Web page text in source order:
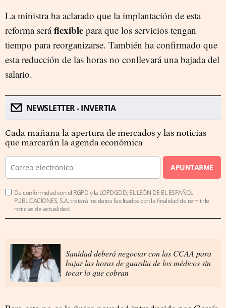
La ministra ha aclarado que la implantación de esta
reforma seráflexible para que los servicios tengan
tiempo para reorganizarse. También ha confirmado que
esta reducción de las horas no conllevará una bajada del
salario.
NEWSLETTER - INVERTIA
Cada mañana la apertura de mercados y las noticias
que marcarán la agenda económica
APUNTARME
De conformidad con el RGPD y la LOPDGDD, EL LEÓN DE EL ESPAÑOL
PUBLICACIONES, S.A. tratará los datos facilitados con la finalidad de remitirle
noticias de actualidad.
Sanidad deberá negociar con las CCAA para
bajar las horas de guardia de los médicos sin
tocar lo que cobran